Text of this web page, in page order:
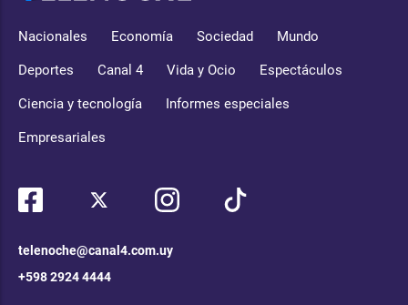
Nacionales Economía Sociedad Mundo
Deportes Canal 4 Vida y Ocio Espectáculos
Ciencia y tecnología Informes especiales
Empresariales
telenoche@canal4.com.uy
+598 2924 4444